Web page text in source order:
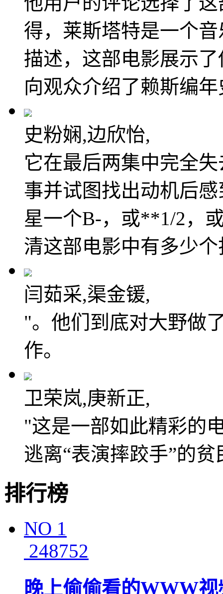
得，莱斯塔特是一个
描述，这部电影展示
向观众介绍了赖斯编
史粉娴,边欣怡,
它在最后两集中完全
事并试图找出动机后
星一个B-，或**1/2，
清这部电影中有多少
闫茹采,渠金锾,
"。他们到底对大野做
作。
卫荣岚,庚新正,
"这是一部如此精彩的
逃离“表演摔跤手”的贫
排行榜
NO 1
248752
晚上偷偷看的WWW